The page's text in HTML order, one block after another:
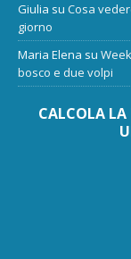
Giulia su Cosa
giorno
Maria Elena su
bosco e due volpi
CALCOLA